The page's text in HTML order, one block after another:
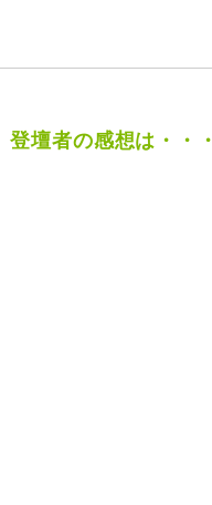
登壇者の感想は・・・